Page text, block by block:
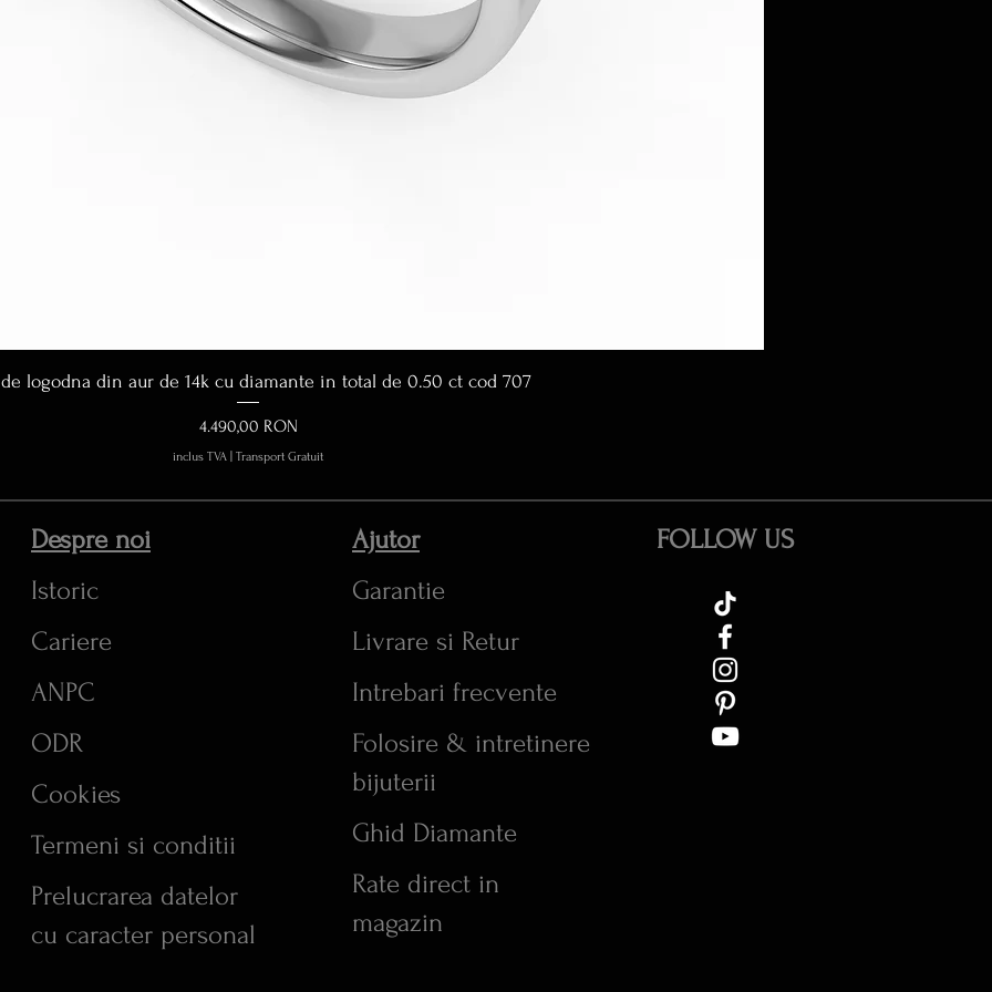
Afișare rapidă
logodna din aur de 14k cu diamante in total de 0.50 ct cod 707
Preț
4.490,00 RON
inclus TVA Transport Gratuit
Despre noi
Istoric
Cariere
ANPC
ODR
Cookies
Termeni si conditii
Prelucrarea datelor
cu caracter personal
Ajutor
FOLLOW US
Garantie
Livrare si Retur
Intrebari frecvente
Folosire & intretinere
bijuterii
Ghid Diamante
Rate direct in
magazin